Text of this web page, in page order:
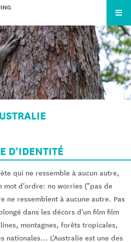
D'IDENTITÉ
qui ne ressemble à aucun autre,
mot d'ordre: no worries ("pas de
ne ressemblent à aucune autre. Pas
dans les décors d'un film film
montagnes, forêts tropicales,
nationales... L'Australie est une des